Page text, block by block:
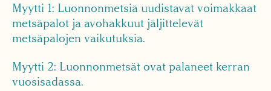
Myytti 1: Luonnonmetsiä uudistavat voimakkaat
metsäpalot ja avohakkuut jäljittelevät
metsäpalojen vaikutuksia.
Myytti 2: Luonnonmetsät ovat palaneet kerran
vuosisadassa.